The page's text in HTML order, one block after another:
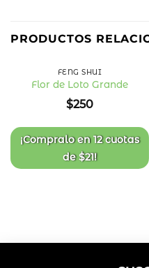
PRODUCTOS
de
deseos
FENG SHUI
Flor de Loto Grande
$250
¡Compralo en12 cuotas
de$21!